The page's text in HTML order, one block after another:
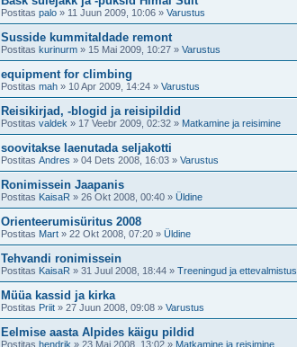
Postitas palo » 11 Juun 2009, 10:06 » Varustus
Susside kummitaldade remont
Postitas kurinurm » 15 Mai 2009, 10:27 » Varustus
equipment for climbing
Postitas mah » 10 Apr 2009, 14:24 » Varustus
Reisikirjad, -blogid ja reisipildid
Postitas valdek » 17 Veebr 2009, 02:32 » Matkamine ja reisimine
soovitakse laenutada seljakotti
Postitas Andres » 04 Dets 2008, 16:03 » Varustus
Ronimissein Jaapanis
Postitas KaisaR » 26 Okt 2008, 00:40 » Üldine
Orienteerumisüritus 2008
Postitas Mart » 22 Okt 2008, 07:20 » Üldine
Tehvandi ronimissein
Postitas KaisaR » 31 Juul 2008, 18:44 » Treeningud ja ettevalmistus
Müüa kassid ja kirka
Postitas Priit » 27 Juun 2008, 09:08 » Varustus
Eelmise aasta Alpides käigu pildid
Postitas hendrik » 23 Mai 2008, 13:02 » Matkamine ja reisimine